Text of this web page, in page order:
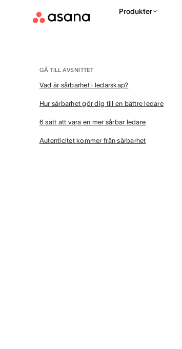
Produkter
GÅ TILL AVSNITTET
Vad är sårbarhet i ledarskap?
Hur sårbarhet gör dig till en bättre ledare
6 sätt att vara en mer sårbar ledare
Autenticitet kommer från sårbarhet